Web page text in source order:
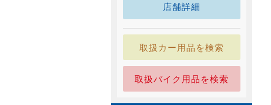
店舗詳細
取扱カー用品を検索
取扱バイク用品を検索